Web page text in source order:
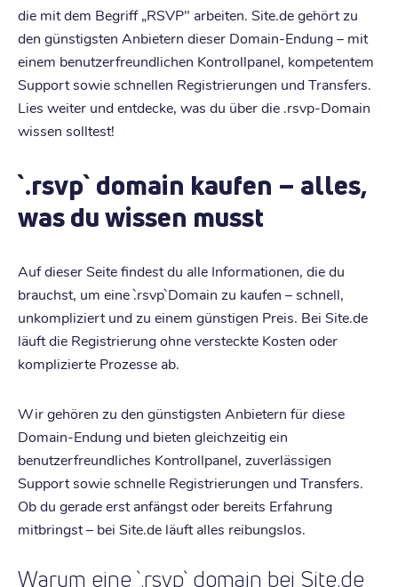
die mit dem Begriff „RSVP" arbeiten. Site.de gehört zu
den günstigsten Anbietern dieser Domain-Endung – mit
einem benutzerfreundlichen Kontrollpanel, kompetentem
Support sowie schnellen Registrierungen und Transfers.
Lies weiter und entdecke, was du über die .rsvp-Domain
wissen solltest!
`.rsvp` domain kaufen – alles,
was du wissen musst
Auf dieser Seite findest du alle Informationen, die du
brauchst, um eine `.rsvp` Domain zu kaufen – schnell,
unkompliziert und zu einem günstigen Preis. Bei Site.de
läuft die Registrierung ohne versteckte Kosten oder
komplizierte Prozesse ab.
Wir gehören zu den günstigsten Anbietern für diese
Domain-Endung und bieten gleichzeitig ein
benutzerfreundliches Kontrollpanel, zuverlässigen
Support sowie schnelle Registrierungen und Transfers.
Ob du gerade erst anfängst oder bereits Erfahrung
mitbringst – bei Site.de läuft alles reibungslos.
Warum eine `.rsvp` domain bei Site.de